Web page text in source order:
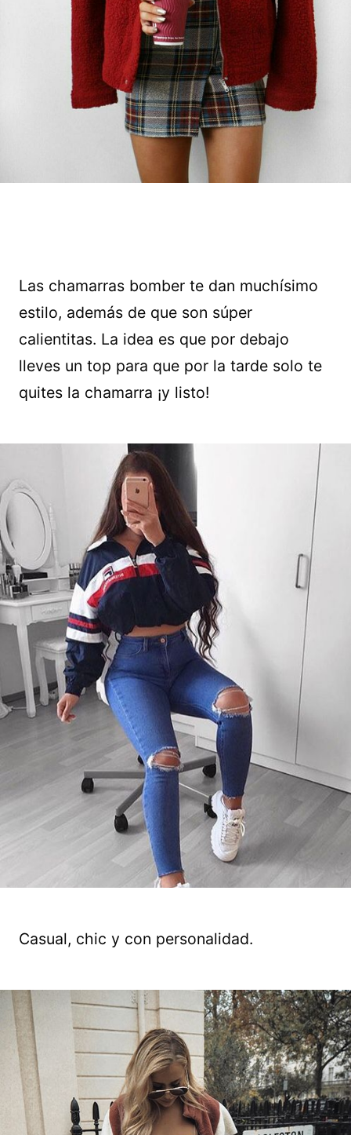
Las chamarras bomber te dan muchísimo
estilo, además de que son súper
calientitas. La idea es que por debajo
lleves un top para que por la tarde solo te
quites la chamarra ¡y listo!
Casual, chic y con personalidad.